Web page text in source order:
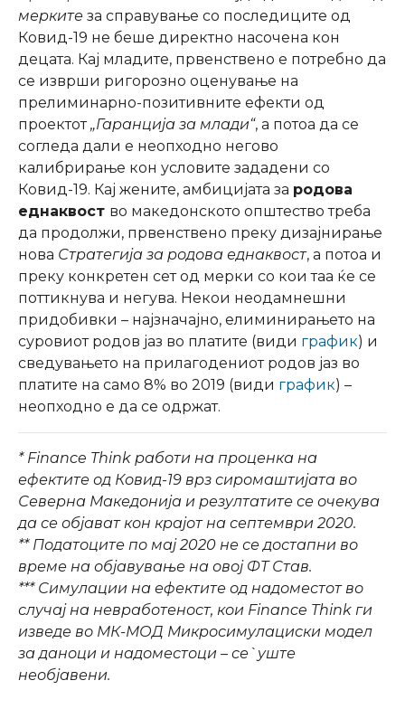
мерките за справување со последиците од
Ковид-19 не беше директно насочена кон
децата. Кај младите, првенствено е потребно да
се изврши ригорозно оценување на
прелиминарно-позитивните ефекти од
проектот„Гаранција за млади“, а потоа да се
согледа дали е неопходно негово
калибрирање кон условите зададени со
Ковид-19. Кај жените, амбицијата за родова
еднаквост во македонското општество треба
да продолжи, првенствено преку дизајнирање
нова Стратегија за родова еднаквост, а потоа и
преку конкретен сет од мерки со кои таа ќе се
поттикнува и негува. Некои неодамнешни
придобивки – најзначајно, елиминирањето на
суровиот родов јаз во платите (види график) и
сведувањето на прилагодениот родов јаз во
платите на само 8% во 2019 (види график) –
неопходно е да се одржат.
* Finance Think работи на проценка на
ефектите од Ковид-19 врз сиромаштијата во
Северна Македонија и резултатите се очекува
да се објават кон крајот на септември 2020.
** Податоците по мај 2020 не се достапни во
време на објавување на овој ФТ Став.
*** Симулации на ефектите од надоместот во
случај на невработеност, кои Finance Think ги
изведе во МК-МОД Микросимулациски модел
за даноци и надоместоци – се`уште
необјавени.